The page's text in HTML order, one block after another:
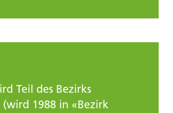
Teil des Bezirks
1988 in «Bezirk